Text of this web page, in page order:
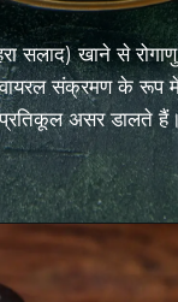
सलाद) खाने से
संक्रमण के रूप
असर डालते हैं।